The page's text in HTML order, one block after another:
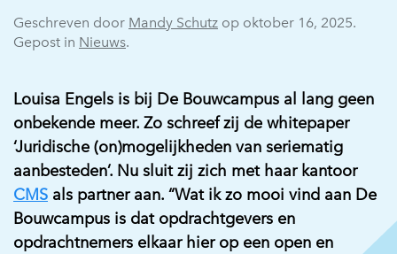
Geschreven door Mandy Schutz op oktober 16, 2025.
Gepost in Nieuws.
Louisa Engels is bij De Bouwcampus al lang geen
onbekende meer. Zo schreef zij de whitepaper
‘Juridische (on)mogelijkheden van seriematig
aanbesteden’. Nu sluit zij zich met haar kantoor
CMS als partner aan. “Wat ik zo mooi vind aan De
Bouwcampus is dat opdrachtgevers en
opdrachtnemers elkaar hier op een open en